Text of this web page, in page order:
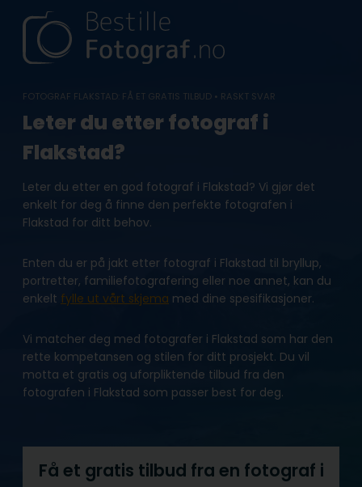
content
FOTOGRAF FLAKSTAD: FÅ ET GRATIS TILBUD • RASKT SVAR
Leter du etter fotograf i
Flakstad?
Leter du etter en god fotograf i Flakstad? Vi gjør det
enkelt for deg å finne den perfekte fotografen i
Flakstad for ditt behov.
Enten du er på jakt etter fotograf i Flakstad til bryllup,
portretter, familiefotografering eller noe annet, kan du
enkelt fylle ut vårt skjema med dine spesifikasjoner.
Vi matcher deg med fotografer i Flakstad som har den
rette kompetansen og stilen for ditt prosjekt. Du vil
motta et gratis og uforpliktende tilbud fra den
fotografen i Flakstad som passer best for deg.
Få et gratis tilbud fra en fotograf i